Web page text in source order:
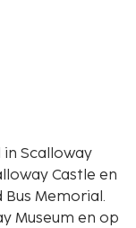
Scalloway
Castle en
Memorial.
Museum en op